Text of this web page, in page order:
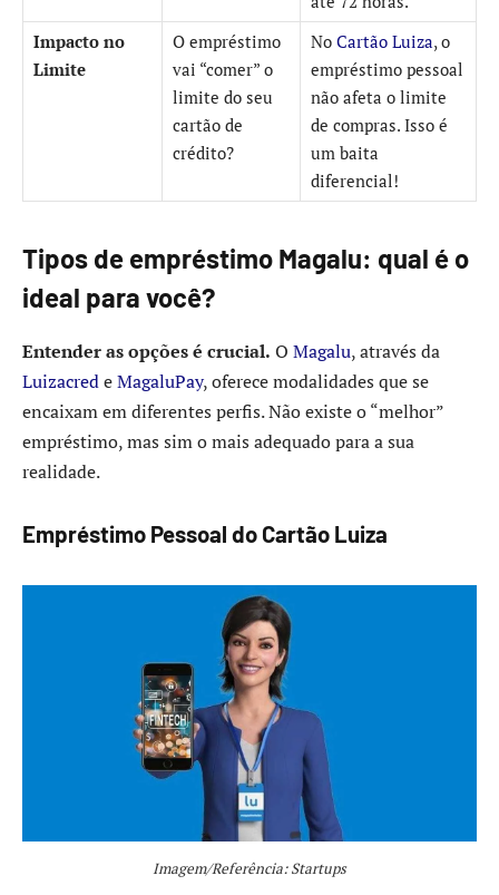
Impacto no
Limite
O empréstimo
vai “comer” o
limite do seu
cartão de
crédito?
No Cartão Luiza, o
empréstimo pessoal
não afeta o limite
de compras. Isso é
um baita
diferencial!
Tipos de empréstimo Magalu: qual é o
ideal para você?
Entender as opções é crucial. O Magalu, através da
LuizacredeMagaluPay, oferece modalidades que se
encaixam em diferentes perfis. Não existe o “melhor”
empréstimo, mas sim o mais adequado para a sua
realidade.
Empréstimo Pessoal do Cartão Luiza
Imagem/Referência: Startups